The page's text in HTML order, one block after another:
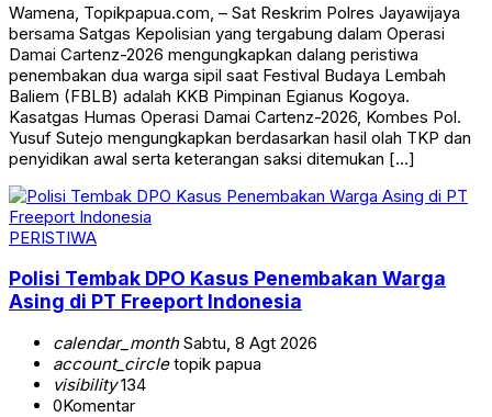
Wamena, Topikpapua.com, – Sat Reskrim Polres Jayawijaya
bersama Satgas Kepolisian yang tergabung dalam Operasi
Damai Cartenz-2026 mengungkapkan dalang peristiwa
penembakan dua warga sipil saat Festival Budaya Lembah
Baliem (FBLB) adalah KKB Pimpinan Egianus Kogoya.
Kasatgas Humas Operasi Damai Cartenz-2026, Kombes Pol.
Yusuf Sutejo mengungkapkan berdasarkan hasil olah TKP dan
penyidikan awal serta keterangan saksi ditemukan […]
PERISTIWA
Polisi Tembak DPO Kasus Penembakan Warga
Asing di PT Freeport Indonesia
calendar_monthSabtu, 8 Agt 2026
account_circletopik papua
visibility134
0Komentar